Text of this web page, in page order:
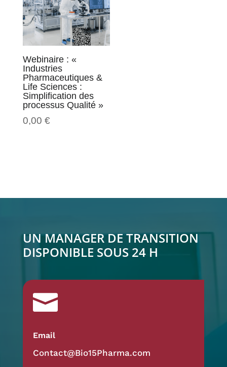
Webinaire : «
Industries
Pharmaceutiques &
Life Sciences :
Simplification des
processus Qualité »
0,00 €
UN MANAGER DE TRANSITION
DISPONIBLE SOUS 24 H

Email
Contact@Bio15Pharma.com